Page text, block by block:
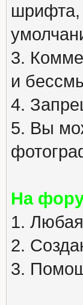
шрифта,
3.
и
4.
5. Вы
На
1.
2.
3.